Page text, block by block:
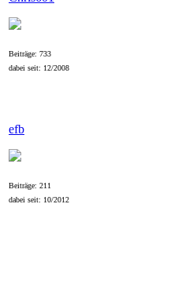
Beiträge: 733
dabei seit: 12/2008
efb
Beiträge: 211
dabei seit: 10/2012